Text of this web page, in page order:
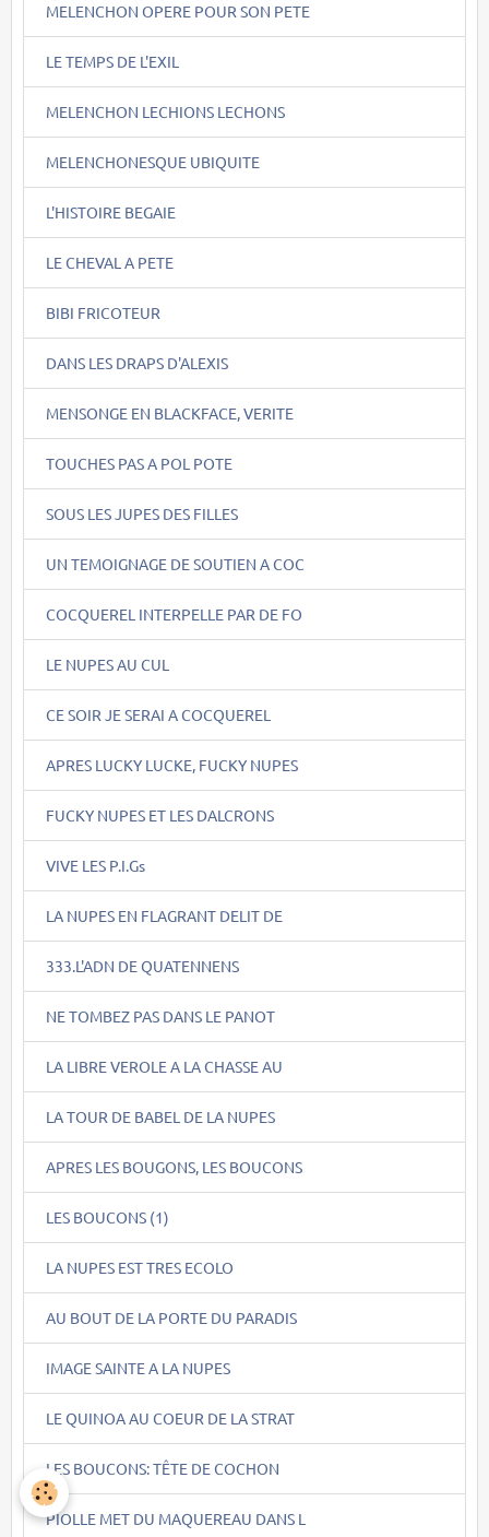
MELENCHON OPERE POUR SON PETE
LE TEMPS DE L'EXIL
MELENCHON LECHIONS LECHONS
MELENCHONESQUE UBIQUITE
L'HISTOIRE BEGAIE
LE CHEVAL A PETE
BIBI FRICOTEUR
DANS LES DRAPS D'ALEXIS
MENSONGE EN BLACKFACE, VERITE
TOUCHES PAS A POL POTE
SOUS LES JUPES DES FILLES
UN TEMOIGNAGE DE SOUTIEN A COC
COCQUEREL INTERPELLE PAR DE FO
LE NUPES AU CUL
CE SOIR JE SERAI A COCQUEREL
APRES LUCKY LUCKE, FUCKY NUPES
FUCKY NUPES ET LES DALCRONS
VIVE LES P.I.Gs
LA NUPES EN FLAGRANT DELIT DE
333.L'ADN DE QUATENNENS
NE TOMBEZ PAS DANS LE PANOT
LA LIBRE VEROLE A LA CHASSE AU
LA TOUR DE BABEL DE LA NUPES
APRES LES BOUGONS, LES BOUCONS
LES BOUCONS (1)
LA NUPES EST TRES ECOLO
AU BOUT DE LA PORTE DU PARADIS
IMAGE SAINTE A LA NUPES
LE QUINOA AU COEUR DE LA STRAT
LES BOUCONS: TÊTE DE COCHON
PIOLLE MET DU MAQUEREAU DANS L